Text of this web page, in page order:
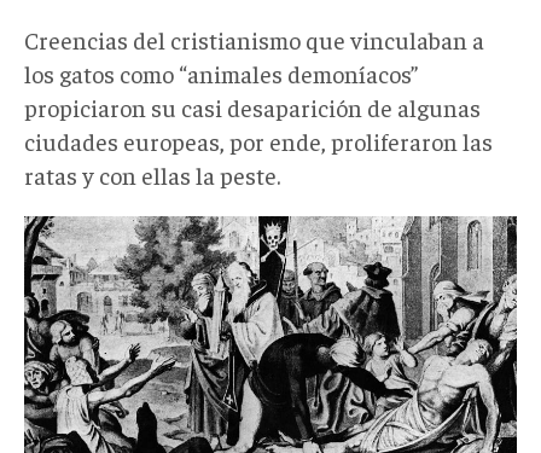
Creencias del cristianismo que vinculaban a
los gatos como “animales demoníacos”
propiciaron su casi desaparición de algunas
ciudades europeas, por ende, proliferaron las
ratas y con ellas la peste.